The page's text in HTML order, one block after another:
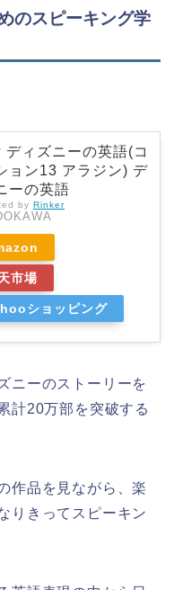
のスピーキング学
ディズニーの英語(コ
ョン13 アラジン) デ
ーの英語
by Rinker
市場
ショッピング
ニーのストーリーを
計20万部を突破する
作品を見ながら、楽
りきってスピーキン